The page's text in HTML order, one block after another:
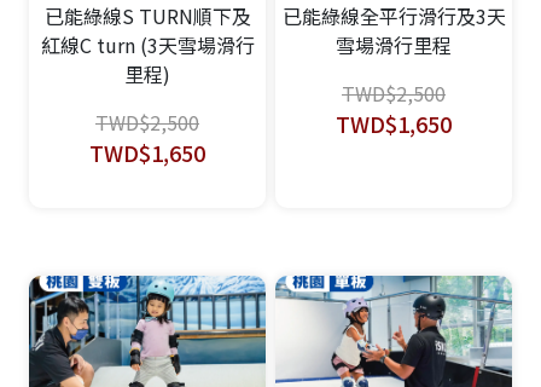
已能綠線S TURN順下及
紅線C turn (3天雪場滑行
里程)
TWD$2,500
TWD$1,650
已能綠線全平行滑行及3天
雪場滑行里程
TWD$2,500
TWD$1,650